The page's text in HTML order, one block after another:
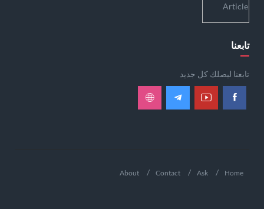
تابعنا
تابعنا ليصلك كل جديد
Home
Ask
Contact
About